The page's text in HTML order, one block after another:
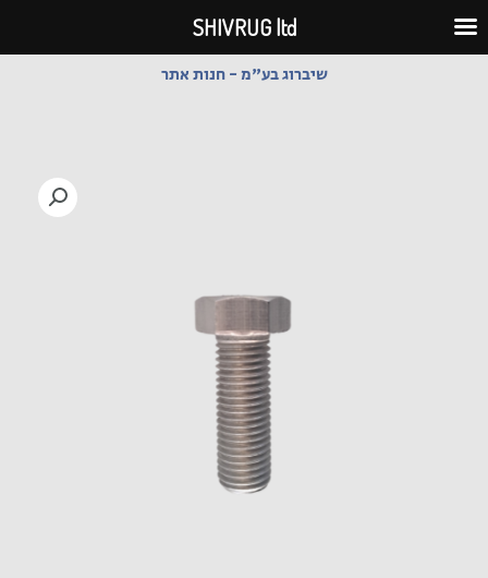
לתוכן
שיברוג בע"מ - חנות אתר
SHIVRUG ltd